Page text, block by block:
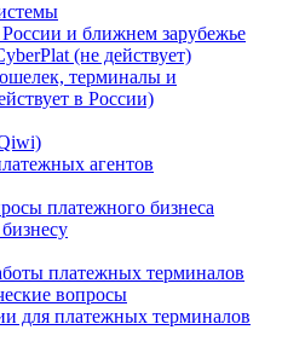
и ближнем зарубежье
(не действует)
терминалы и
в России)
агентов
платежного бизнеса
платежных терминалов
вопросы
для платежных терминалов